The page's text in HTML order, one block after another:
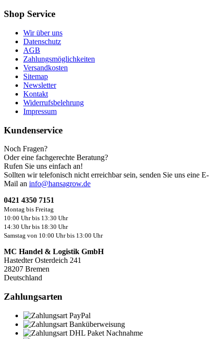
Shop Service
Wir über uns
Datenschutz
AGB
Zahlungsmöglichkeiten
Versandkosten
Sitemap
Newsletter
Kontakt
Widerrufsbelehrung
Impressum
Kundenservice
Noch Fragen?
Oder eine fachgerechte Beratung?
Rufen Sie uns einfach an!
Sollten wir telefonisch nicht erreichbar sein, senden Sie uns eine E-
Mail an info@hansagrow.de
0421 4350 7151
Montag bis Freitag
10:00 Uhr bis 13:30 Uhr
14:30 Uhr bis 18:30 Uhr
Samstag von 10:00 Uhr bis 13:00 Uhr
MC Handel & Logistik GmbH
Hastedter Osterdeich 241
28207 Bremen
Deutschland
Zahlungsarten